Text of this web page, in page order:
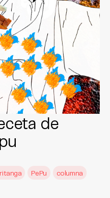
de
PePu
columna